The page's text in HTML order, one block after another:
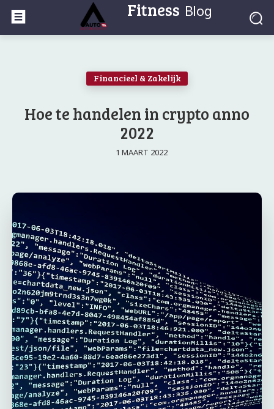
Fitness Blog
Financieel & Zakelijk
Hoe te handelen in crypto anno
2022
1 MAART 2022